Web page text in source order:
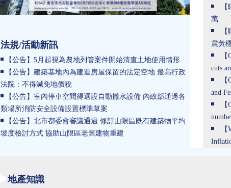
萬
震黃
cuts
and
法規/活動新訊
【公告】5月起視為農地列管案件開始清查土地使用情形
【公告】建築基地內為建造房屋保留的法定空地 最高行政
法院：不得減免地價稅
【公告】室內停車空間得選設自動撒水設備 內政部通過各
類場所消防安全設備設置標準草案
【公告】北市都委會審議通過 修訂山限區既有建築物平均
坡度檢討方式 協助山限區老舊建物重建
地產知識